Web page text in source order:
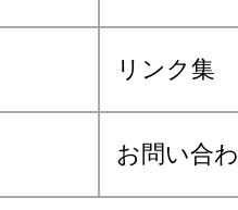
リンク集
お問い合